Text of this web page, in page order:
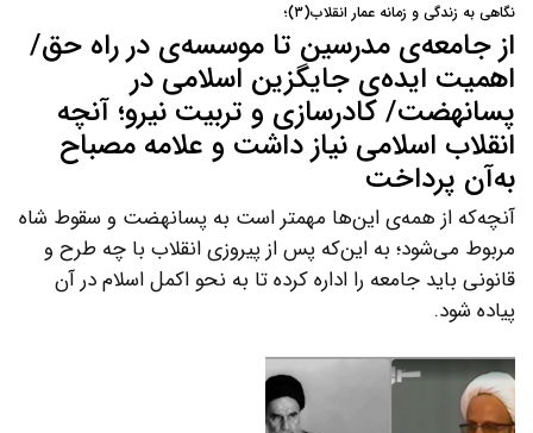
نگاهی به زندگی و زمانه عمار انقلاب(۳)؛
از جامعه‌ی مدرسین تا موسسه‌ی در راه‌ حق/
اهمیت ایده‌ی جایگزین اسلامی در
پسا‌نهضت/ کادرسازی و تربیت نیرو؛ آنچه
انقلاب اسلامی نیاز داشت و علامه مصباح
به‌آن پرداخت
آنچه‌که از همه‌ی این‌ها مهمتر است به پسانهضت و سقوط شاه
مربوط می‌شود؛ به این‌که پس از پیروزی انقلاب با چه طرح و
قانونی باید جامعه را اداره کرده تا به نحو اکمل اسلام در آن
پیاده شود.